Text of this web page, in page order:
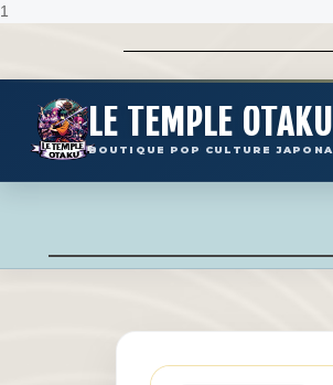
1
LE TEMPLE OTAKU